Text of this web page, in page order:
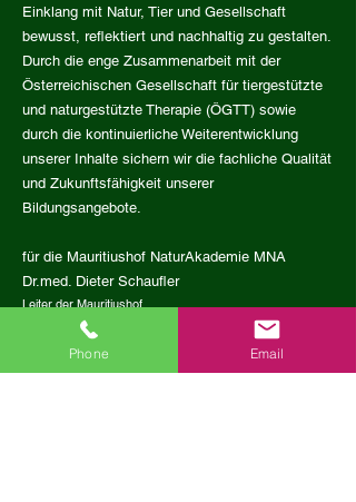
Einklang mit Natur, Tier und Gesellschaft
bewusst, reflektiert und nachhaltig zu gestalten.
Durch die enge Zusammenarbeit mit der
Österreichischen Gesellschaft für tiergestützte
und naturgestützte Therapie (ÖGTT) sowie
durch die kontinuierliche Weiterentwicklung
unserer Inhalte sichern wir die fachliche Qualität
und Zukunftsfähigkeit unserer
Bildungsangebote.
für die Mauritiushof NaturAkademie MNA
Dr.med. Dieter Schaufler
Leiter derMauritiushof
NaturAkademie
Bildungseinrichtung
Phone Email